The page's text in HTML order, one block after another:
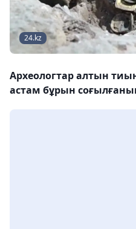
24.kz
Археологтар алтын
астам бұрын